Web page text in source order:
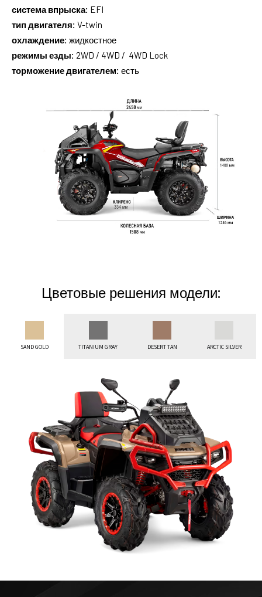
система впрыска: EFI
тип двигателя: V-twin
охлаждение: жидкостное
режимы езды: 2WD / 4WD / 4WD Lock
торможение двигателем: есть
Цветовые решения модели:
SAND GOLD TITANIUM GRAY DESERT TAN ARCTIC SILVER